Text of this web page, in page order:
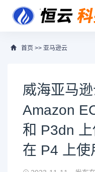
首页 >> 亚马逊云
威海亚马逊
Amazon
和 P3dn
在 P4 上使